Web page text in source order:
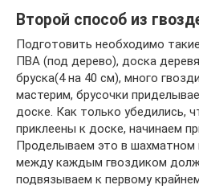
Второй способ из
Подготовить необходимо
ПВА (под дерево), доска
бруска(4 на 40 см), много
мастерим, брусочки
доске. Как только убедились,
приклеены к доске, начинаем
Проделываем это в шахматном
между каждым гвоздиком
подвязываем к первому